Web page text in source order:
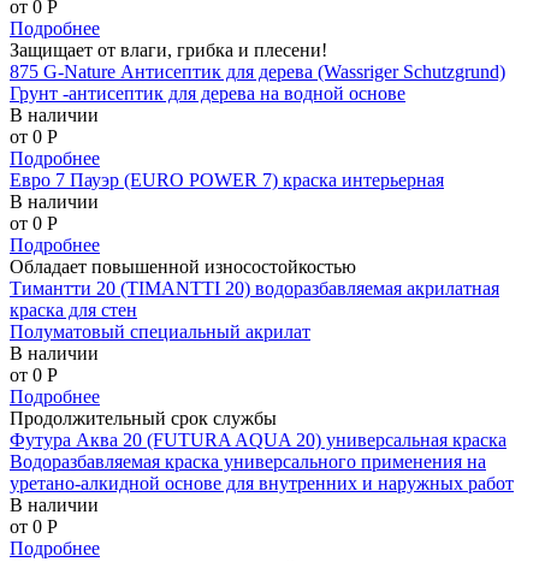
от 0 P
Подробнее
Защищает от влаги, грибка и плесени!
875 G-Nature Антисептик для дерева (Wassriger Schutzgrund)
Грунт -антисептик для дерева на водной основе
В наличии
от 0 P
Подробнее
Евро 7 Пауэр (EURO POWER 7) краска интерьерная
В наличии
от 0 P
Подробнее
Обладает повышенной износостойкостью
Тимантти 20 (TIMANTTI 20) водоразбавляемая акрилатная
краска для стен
Полуматовый специальный акрилат
В наличии
от 0 P
Подробнее
Продолжительный срок службы
Футура Аква 20 (FUTURA AQUA 20) универсальная краска
Водоразбавляемая краска универсального применения на
уретано-алкидной основе для внутренних и наружных работ
В наличии
от 0 P
Подробнее